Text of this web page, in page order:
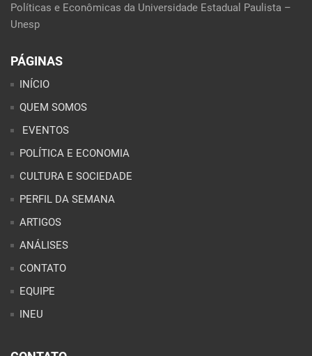
Políticas e Econômicas da Universidade Estadual Paulista –
Unesp
PÁGINAS
INÍCIO
QUEM SOMOS
EVENTOS
POLÍTICA E ECONOMIA
CULTURA E SOCIEDADE
PERFIL DA SEMANA
ARTIGOS
ANÁLISES
CONTATO
EQUIPE
INEU